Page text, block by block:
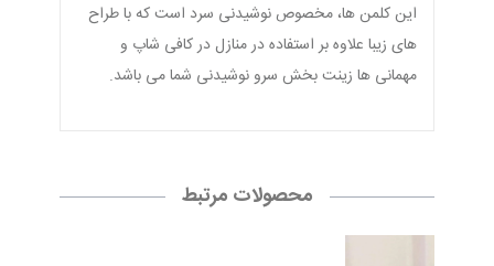
این کلمن ها، مخصوص نوشیدنی سرد است که با طراح
های زیبا علاوه بر استفاده در منازل در کافی شاپ و
مهمانی ها زینت بخش سرو نوشیدنی شما می باشد.
محصولات مرتبط